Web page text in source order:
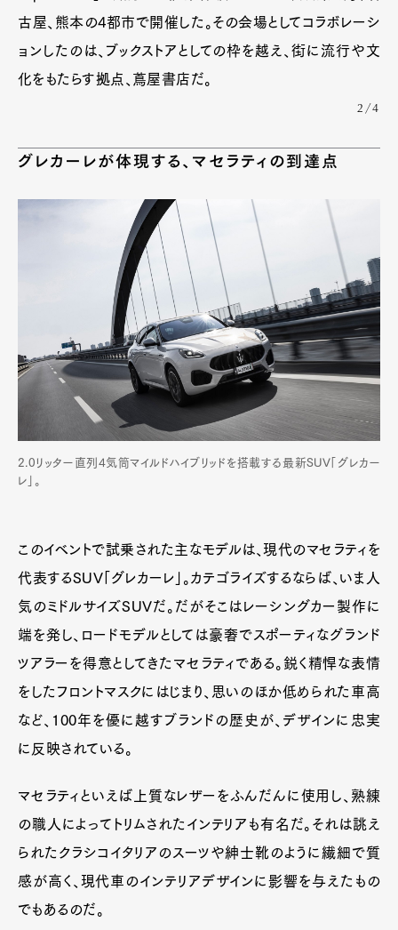
古屋、熊本の4都市で開催した。その会場としてコラボレーシ
ョンしたのは、ブックストアとしての枠を越え、街に流行や文
化をもたらす拠点、蔦屋書店だ。
2/4
グレカーレが体現する、マセラティの到達点
2.0リッター直列4気筒マイルドハイブリッドを搭載する最新SUV「グレカー
レ」。
このイベントで試乗された主なモデルは、現代のマセラティを
代表するSUV「グレカーレ」。カテゴライズするならば、いま人
気のミドルサイズSUVだ。だがそこはレーシングカー製作に
端を発し、ロードモデルとしては豪奢でスポーティなグランド
ツアラーを得意としてきたマセラティである。鋭く精悍な表情
をしたフロントマスクにはじまり、思いのほか低められた車高
など、100年を優に越すブランドの歴史が、デザインに忠実
に反映されている。
マセラティといえば上質なレザーをふんだんに使用し、熟練
の職人によってトリムされたインテリアも有名だ。それは誂え
られたクラシコイタリアのスーツや紳士靴のように繊細で質
感が高く、現代車のインテリアデザインに影響を与えたもの
でもあるのだ。